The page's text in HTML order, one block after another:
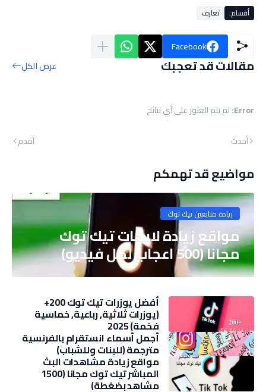
أقسام: تعارف
Facebook
مقالات قد تعجبك عرض الكل
Error: لم يتم العثور على أي نتائج
أحدث
أقدم
مواضيع قد تهمكم
زيادة متابعين تيك توك
مواقع زيادة لايكات تيك توك
مجانا (500 اعجاب لكل فيديو)
أفضل يوزرات تيك توك 200+
(يوزرات ثلاثية, رباعية, خماسية
فخمة) 2025
أجمل أسماء انستقرام بالفرنسية
مترجمة (للبنات وللشباب)
مواقع زيادة مشاهدات البث
المباشر تيك توك مجانا (1500
مشاهد بضغطة)